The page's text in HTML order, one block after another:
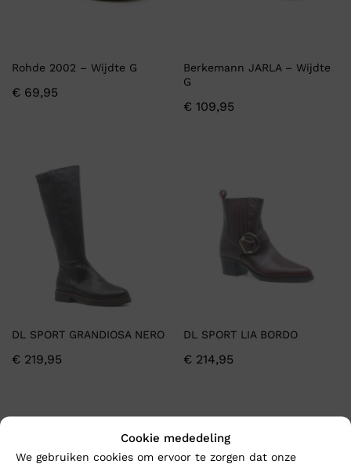
Cookie mededeling
We gebruiken cookies om ervoor te zorgen dat onze
Rohde 2002 – Wijdte G
€ 69,95
Berkemann JARLA – Wijdte
G
€ 109,95
DL SPORT GRANDIOSA NERO
€ 219,95
DL SPORT LIA BORDO
€ 214,95